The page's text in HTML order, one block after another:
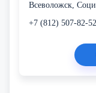
Всеволожск,
+7 (812) 507-82-52